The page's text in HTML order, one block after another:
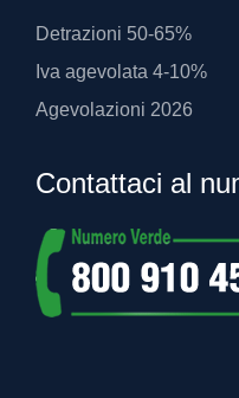
Detrazioni 50-65%
Iva agevolata 4-10%
Agevolazioni 2026
Contattaci al